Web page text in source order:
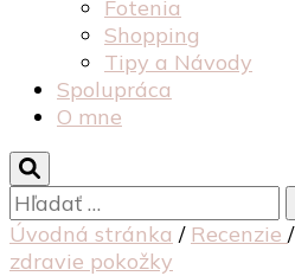
Fotenia
Shopping
Tipy a Návody
Spolupráca
O mne
Hľadať:
Úvodná stránka / Recenzie /
zdravie pokožky